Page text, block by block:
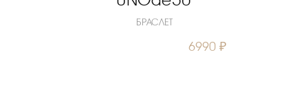
БРАСЛЕТ
6990 ₽